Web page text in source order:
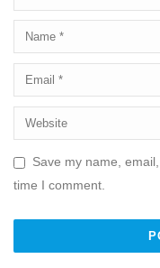
Save my name,
time I comment.